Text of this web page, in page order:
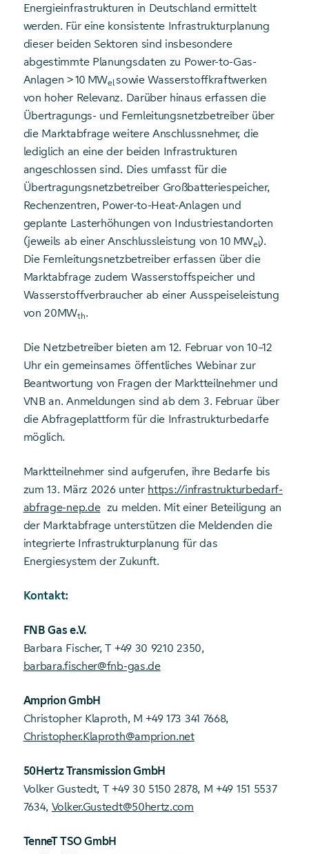
Energieinfrastrukturen in Deutschland ermittelt
werden. Für eine konsistente Infrastrukturplanung
dieser beiden Sektoren sind insbesondere
abgestimmte Planungsdaten zu Power-to-Gas-
Anlagen > 10 MWelsowie Wasserstoffkraftwerken
von hoher Relevanz. Darüber hinaus erfassen die
Übertragungs- und Fernleitungsnetzbetreiber über
die Marktabfrage weitere Anschlussnehmer, die
lediglich an eine der beiden Infrastrukturen
angeschlossen sind. Dies umfasst für die
Übertragungsnetzbetreiber Großbatteriespeicher,
Rechenzentren, Power-to-Heat-Anlagen und
geplante Lasterhöhungen von Industriestandorten
(jeweils ab einer Anschlussleistung von 10 MWel).
Die Fernleitungsnetzbetreiber erfassen über die
Marktabfrage zudem Wasserstoffspeicher und
Wasserstoffverbraucher ab einer Ausspeiseleistung
von 20MWth.
Die Netzbetreiber bieten am 12. Februar von 10–12
Uhr ein gemeinsames öffentliches Webinar zur
Beantwortung von Fragen der Marktteilnehmer und
VNB an. Anmeldungen sind ab dem 3. Februar über
die Abfrageplattform für die Infrastrukturbedarfe
möglich.
Marktteilnehmer sind aufgerufen, ihre Bedarfe bis
zum 13. März 2026 unter https://infrastrukturbedarf-
abfrage-nep.dezu melden. Mit einer Beteiligung an
der Marktabfrage unterstützen die Meldenden die
integrierte Infrastrukturplanung für das
Energiesystem der Zukunft.
Kontakt:
FNB Gas e.V.
Barbara Fischer, T +49 30 9210 2350,
barbara.fischer@fnb-gas.de
Amprion GmbH
Christopher Klaproth, M +49 173 341 7668,
Christopher.Klaproth@amprion.net
50Hertz Transmission GmbH
Volker Gustedt, T +49 30 5150 2878, M +49 151 5537
7634, Volker.Gustedt@50hertz.com
TenneT TSO GmbH